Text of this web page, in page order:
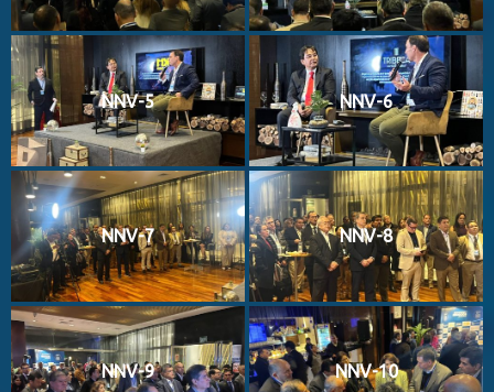
NNV-5 NNV-6
NNV-7 NNV-8
NNV-9 NNV-10